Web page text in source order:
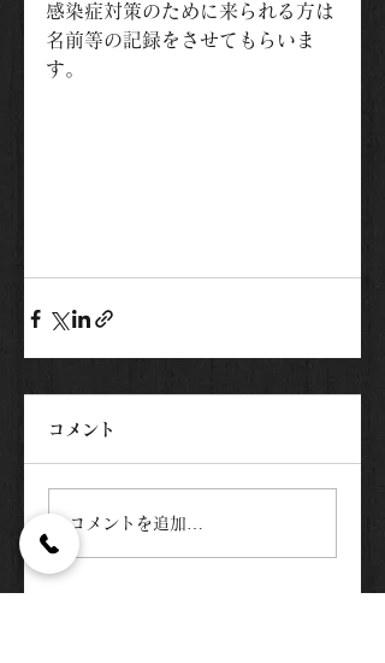
感染症対策のために来られる方は
名前等の記録をさせてもらいま
す。
コメント
コメントを追加…